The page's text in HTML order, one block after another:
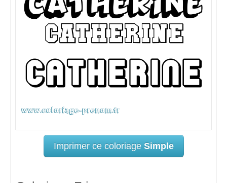
Imprimer ce coloriage Simple